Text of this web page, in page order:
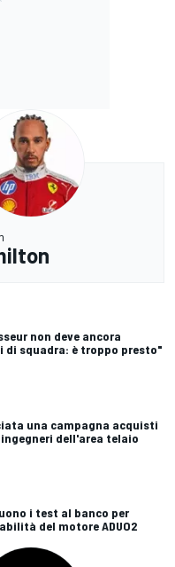
non deve ancora
di squadra: è troppo presto"
una campagna acquisti
dell'area telaio
i test al banco per
del motore ADUO2